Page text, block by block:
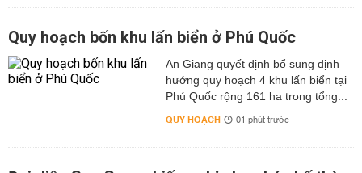
Quy hoạch bốn khu lấn biển ở Phú Quốc
An Giang quyết định bổ sung định
hướng quy hoạch 4 khu lấn biển tại
Phú Quốc rộng 161 ha trong tổng...
QUY HOẠCH 01 phút trước